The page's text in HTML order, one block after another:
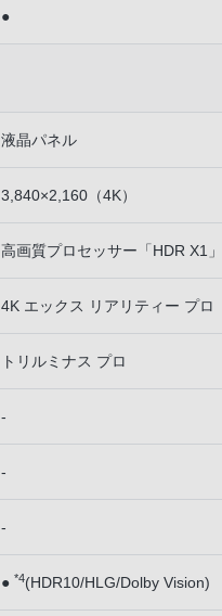
●
液晶パネル
3,840×2,160（4K）
高画質プロセッサー「HDR X1」
4K エックス リアリティー プロ
トリルミナス プロ
-
-
-
● *4(HDR10/HLG/Dolby Vision)